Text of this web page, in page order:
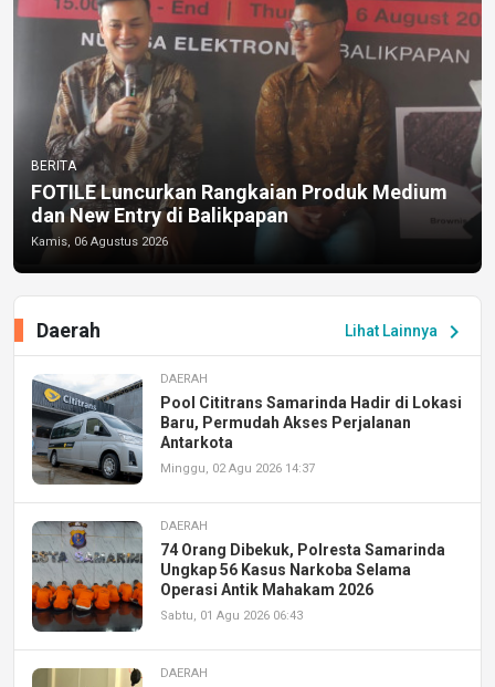
BERITA
FOTILE Luncurkan Rangkaian Produk Medium
dan New Entry di Balikpapan
Kamis, 06 Agustus 2026
Lihat Lainnya chevron_right
Daerah
DAERAH
Pool Cititrans Samarinda Hadir di Lokasi
Baru, Permudah Akses Perjalanan
Antarkota
Minggu, 02 Agu 2026 14:37
DAERAH
74 Orang Dibekuk, Polresta Samarinda
Ungkap 56 Kasus Narkoba Selama
Operasi Antik Mahakam 2026
Sabtu, 01 Agu 2026 06:43
DAERAH